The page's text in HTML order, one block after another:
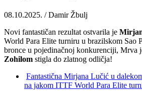
08.10.2025. / Damir Žbulj
Novi fantastičan rezultat ostvarila je
World Para Elite turniru u brazilskom Sao
bronce u pojedinačnoj konkurenciji, Mrva
Zohilom stigla do zlatnog odličja!
Fantastična Mirjana Lučić u
na jakom ITTF World Para Elite